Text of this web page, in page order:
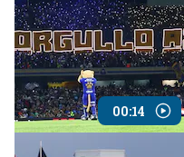
00:14